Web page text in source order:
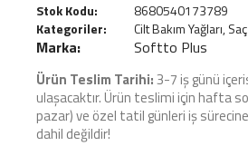
Stok Kodu:
8680540173789
Kategoriler:
Cilt Bakım Yağları,
Marka: Softto Plus
Ürün Teslim Tarihi:3-7 iş günü
ulaşacaktır. Ürün teslimi için hafta
pazar) ve özel tatil günleri iş
dahil değildir!